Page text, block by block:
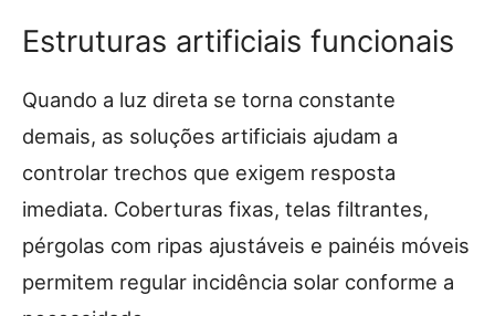
Estruturas artificiais funcionais
Quando a luz direta se torna constante
demais, as soluções artificiais ajudam a
controlar trechos que exigem resposta
imediata. Coberturas fixas, telas filtrantes,
pérgolas com ripas ajustáveis e painéis móveis
permitem regular incidência solar conforme a